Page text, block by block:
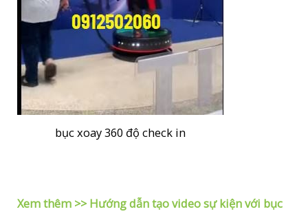
bục xoay 360 độ check in
Xem thêm >> Hướng dẫn tạo video sự kiện với bục